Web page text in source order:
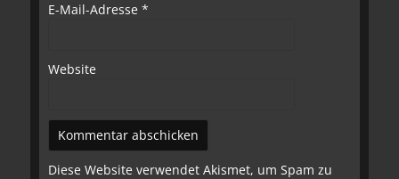
E-Mail-Adresse *
Website
Diese Website verwendet Akismet, um Spam zu